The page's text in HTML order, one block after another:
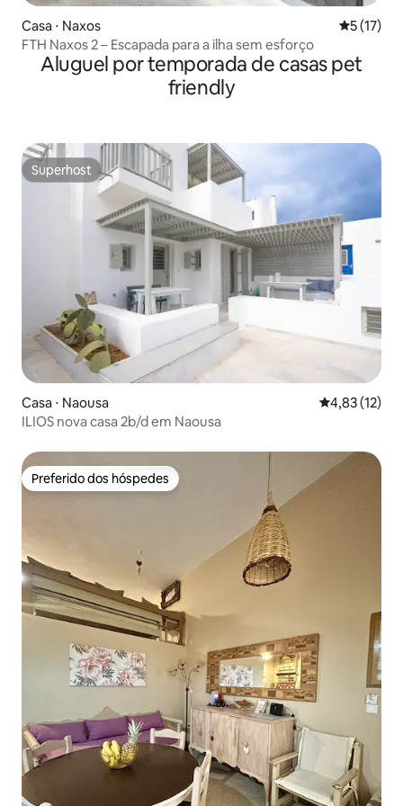
Casa ⋅ Naxos 5 de uma
5 (17)
FTH Naxos 2 – Escapada para a ilha sem esforço
Aluguel por temporada de casas pet
friendly
Superhost
Superhost
Casa ⋅ Naousa 4,83 de uma
4,83 (12)
ILIOS nova casa 2b/d em Naousa
Preferido dos hóspedes
Preferido dos hóspedes